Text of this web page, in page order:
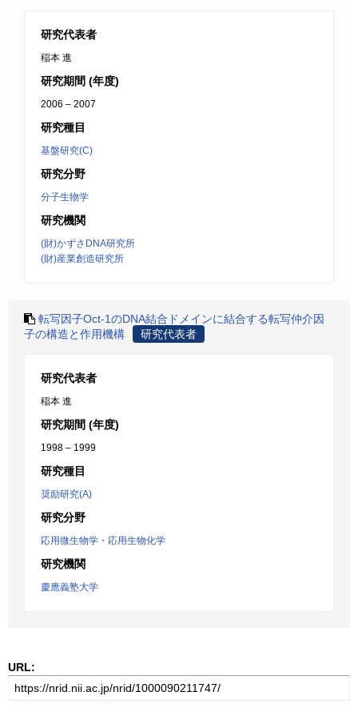
研究代表者
稲本 進
研究期間 (年度)
2006 – 2007
研究種目
基盤研究(C)
研究分野
分子生物学
研究機関
(財)かずさDNA研究所
(財)産業創造研究所
転写因子Oct-1のDNA結合ドメインに結合する転写仲介因
子の構造と作用機構
研究代表者
研究代表者
稲本 進
研究期間 (年度)
1998 – 1999
研究種目
奨励研究(A)
研究分野
応用微生物学・応用生物化学
研究機関
慶應義塾大学
URL: